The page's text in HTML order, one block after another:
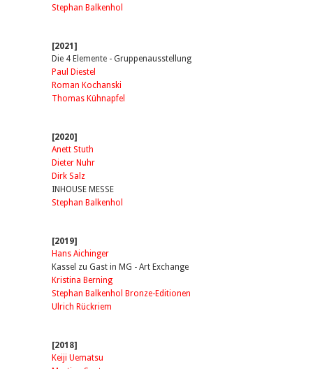
Stephan Balkenhol
[2021]
Die 4 Elemente - Gruppenausstellung
Paul Diestel
Roman Kochanski
Thomas Kühnapfel
[2020]
Anett Stuth
Dieter Nuhr
Dirk Salz
INHOUSE MESSE
Stephan Balkenhol
[2019]
Hans Aichinger
Kassel zu Gast in MG - Art Exchange
Kristina Berning
Stephan Balkenhol Bronze-Editionen
Ulrich Rückriem
[2018]
Keiji Uematsu